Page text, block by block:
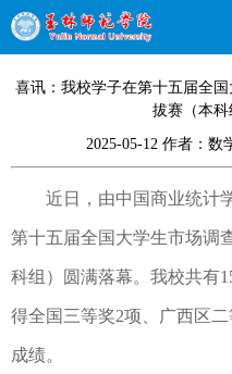
喜讯：我校学子在第十五届全
拔赛（本
2025-05-12 作者：数
近日，由中国商业统计
第十五届全国大学生市场调
科组）圆满落幕。我校共有
得全国三等奖2项、广西区
成绩。